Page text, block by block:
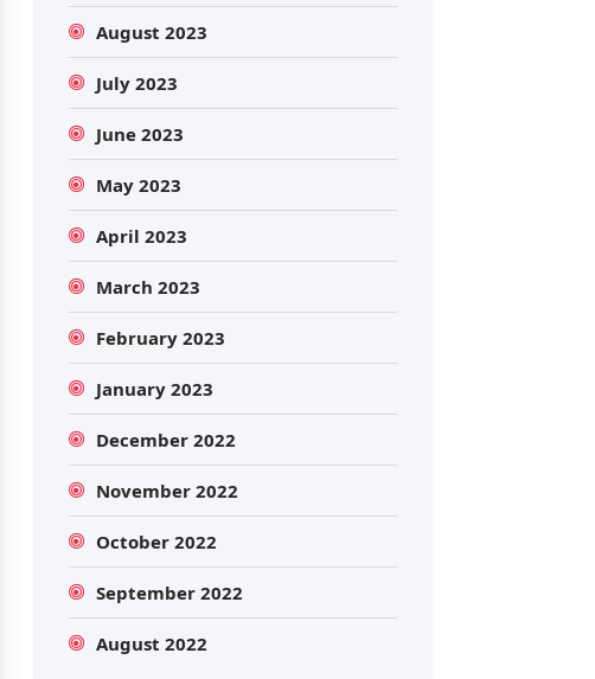
August 2023
July 2023
June 2023
May 2023
April 2023
March 2023
February 2023
January 2023
December 2022
November 2022
October 2022
September 2022
August 2022
Search
Search
for: